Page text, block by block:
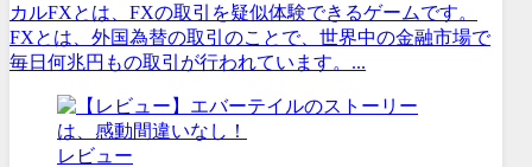
カルFXとは、FXの取引を疑似体験できるゲームです。
FXとは、外国為替の取引のことで、世界中の金融市場で
毎日何兆円もの取引が行われています。...
レビュー